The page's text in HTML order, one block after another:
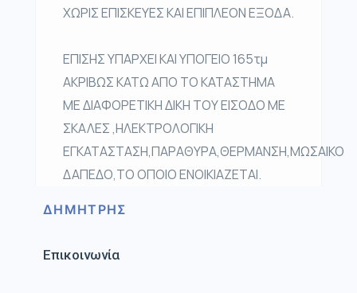
ΧΩΡΙΣ ΕΠΙΣΚΕΥΕΣ ΚΑΙ ΕΠΙΠΛΕΟΝ ΕΞΟΔΑ.
ΕΠΙΣΗΣ ΥΠΑΡΧΕΙ ΚΑΙ ΥΠΟΓΕΙΟ 165τμ
ΑΚΡΙΒΩΣ ΚΑΤΩ ΑΠΟ ΤΟ ΚΑΤΑΣΤΗΜΑ
ΜΕ ΔΙΑΦΟΡΕΤΙΚΗ ΔΙΚΗ ΤΟΥ ΕΙΣΟΔΟ ΜΕ
ΣΚΑΛΕΣ ,ΗΛΕΚΤΡΟΛΟΓΙΚΗ
ΕΓΚΑΤΑΣΤΑΣΗ,ΠΑΡΑΘΥΡΑ,ΘΕΡΜΑΝΣΗ,ΜΩΣΑΙΚΟ
ΔΑΠΕΔΟ,ΤΟ ΟΠΟΙΟ ΕΝΟΙΚΙΑΖΕΤΑΙ.
ΔΗΜΗΤΡΗΣ
Επικοινωνία